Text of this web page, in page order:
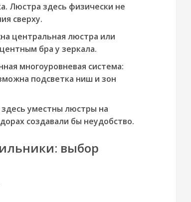
Люстра здесь физически не
сверху.
центральная люстра или
бра у зеркала.
многоуровневая система:
подсветка ниш и зон
здесь уместны люстры на
создавали бы неудобство.
выбор